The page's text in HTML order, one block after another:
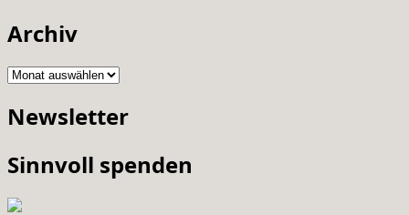
Archiv
Archiv
Newsletter
Sinnvoll spenden